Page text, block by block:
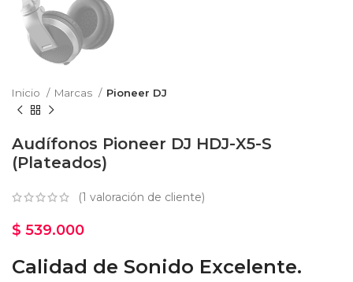
Inicio Marcas Pioneer DJ
Audífonos Pioneer DJ HDJ-X5-S
(Plateados)
(1 valoración de cliente)
$ 539.000
Calidad de Sonido Excelente.